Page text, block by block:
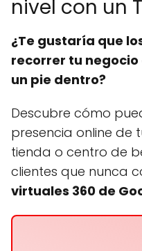
nivel con un
¿Te gustaría que
recorrer tu
un pie dentro?
Descubre cómo
presencia online de
tienda o centro de
clientes que nunca
virtuales 360 de